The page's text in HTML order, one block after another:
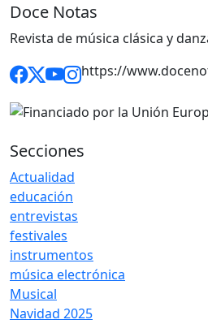
Doce Notas
Revista de música clásica y
https://
Secciones
Actualidad
educación
entrevistas
festivales
instrumentos
música electrónica
Musical
Navidad 2025